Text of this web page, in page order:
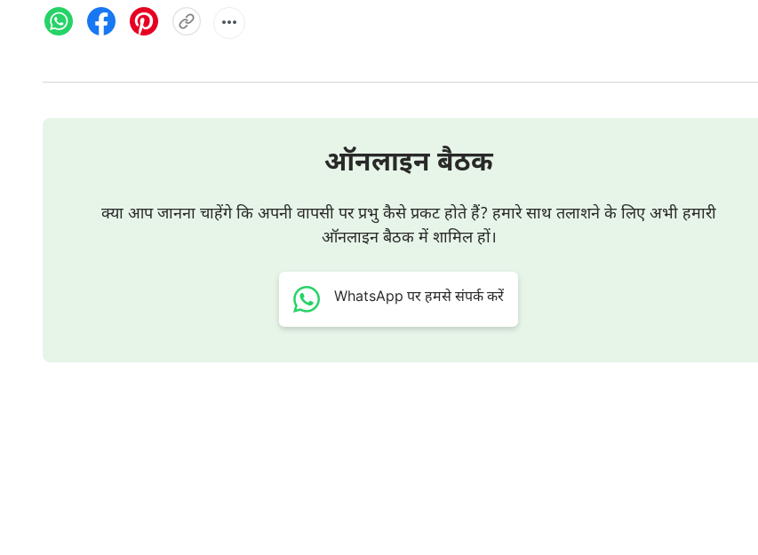
पूरे शरीर पर छपे होते हैं : अब वह सीधा खड़ा नहीं हो सकता है, उसके काले बाल सफेद हो चुके होते हैं, जो आँखें कभी चमकदार
थीं, साफ देख सकती थीं, वे आँखें धुँधली हो गई हैं, और चिकनी तथा कोमल त्वचा पर झुर्रियाँ और धब्बे पड़ गए हैं। उसकी सुनने
: बुढ़ापा। अब, वह मृत्यु का सामना करेगा, जो किसी मनुष्य के जीवन का अंतिम मोड़ है।
1. मनुष्य के जीवन और मृत्यु पर केवल सृजनकर्ता का ही सामर्थ्य है
यदि किसी व्यक्ति का जन्म उसके पिछले जीवन पर नियत था, तो उसकी मृत्यु उस नियति के अंत को चिह्नित करती है। यदि किसी
का जन्म इस जीवन में उसके ध्येय की शुरुआत है, तो उसकी मृत्यु उसके उस ध्येय के अंत को चिह्नित करती है। चूँकि सृजनकर्ता ने
किसी व्यक्ति के जन्म के लिए परिस्थितियों का एक निश्चित समुच्चय निर्धारित किया है, इसलिए स्पष्ट है कि उसने उसकी मृत्यु के
लिए भी परिस्थितियों के एक निश्चित समुच्चय की व्यवस्था की है। दूसरे शब्दों में, कोई भी व्यक्ति संयोग से पैदा नहीं होता है, किसी
भी व्यक्ति की मृत्यु अकस्मात नहीं होती है, और जन्म और मृत्यु दोनों ही अनिवार्य रूप से उसके पिछले और वर्तमान जीवन से जुड़े
ऑनलाइन बैठक
क्या आप जानना चाहेंगे कि अपनी वापसी पर प्रभु कैसे प्रकट होते हैं? हमारे साथ तलाशने के लिए अभी हमारी
ऑनलाइन बैठक में शामिल हों।
WhatsApp पर हमसे संपर्क करें